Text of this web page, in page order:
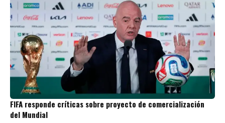
FIFA responde críticas sobre proyecto de comercialización
del Mundial